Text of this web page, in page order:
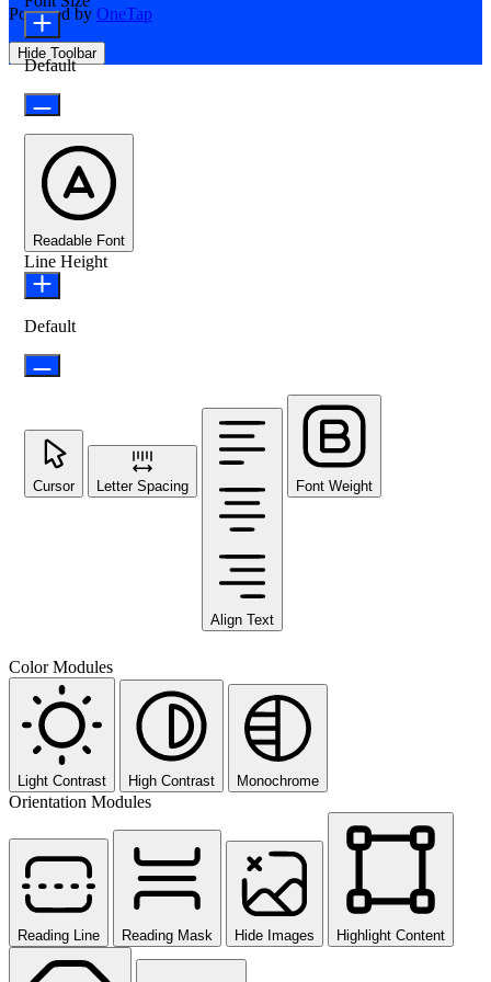
Powered by OneTap
Hide Toolbar
Default
Readable Font
Line Height
Default
Cursor Letter Spacing
Align Text
Font Weight
Color Modules
Light Contrast High Contrast Monochrome
Orientation Modules
Reading Line Reading Mask Hide Images Highlight Content